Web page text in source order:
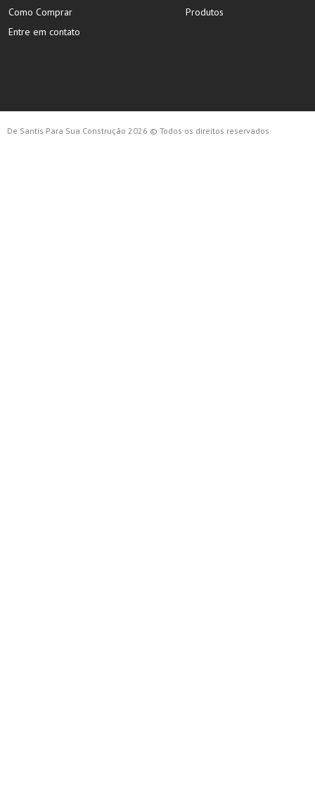
Como Comprar
Entre em contato
Produtos
De Santis Para Sua Construção 2026 © Todos os direitos reservados